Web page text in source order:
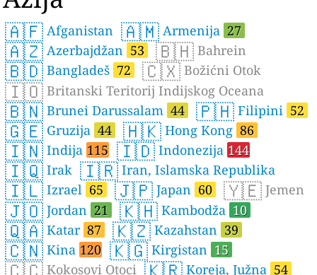
🇦🇫 Afganistan 🇦🇲 Armenija 27
🇦🇿 Azerbajdžan 53 🇧🇭 Bahrein
🇧🇩 Bangladeš 72 🇨🇽 Božićni Otok
🇮🇴 Britanski Teritorij Indijskog Oceana
🇧🇳 Brunei Darussalam 44 🇵🇭 Filipini 52
🇬🇪 Gruzija 44 🇭🇰 Hong Kong 86
🇮🇳 Indija 115 🇮🇩 Indonezija 144
🇮🇶 Irak 🇮🇷 Iran, Islamska Republika
🇮🇱 Izrael 65 🇯🇵 Japan 60 🇾🇪 Jemen
🇯🇴 Jordan 21 🇰🇭 Kambodža 10
🇶🇦 Katar 87 🇰🇿 Kazahstan 39
🇨🇳 Kina 120 🇰🇬 Kirgistan 15
Kokosovi Otoci Koreja, Južna 54